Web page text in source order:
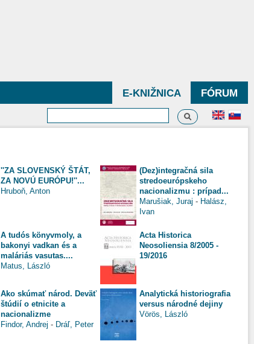
FÓRUM
E-KNIŽNICA
Vyhľadávanie
Vyhľadávanie
''ZA SLOVENSKÝ ŠTÁT,
ZA NOVÚ EURÓPU!''...
Hruboň, Anton
(Dez)integračná sila
stredoeurópskeho
nacionalizmu : prípad...
Marušiak, Juraj - Halász,
Ivan
A tudós könyvmoly, a
bakonyi vadkan és a
maláriás vasutas....
Matus, László
Acta Historica
Neosoliensia 8/2005 -
19/2016
Ako skúmať národ. Deväť
štúdií o etnicite a
nacionalizme
Findor, Andrej - Dráľ, Peter
Analytická historiografia
versus národné dejiny
Vörös, László